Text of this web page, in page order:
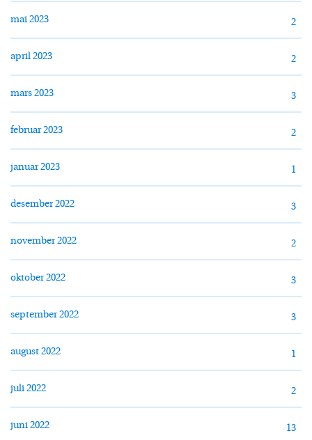
mai 2023 2
april 2023 2
mars 2023 3
februar 2023 2
januar 2023 1
desember 2022 3
november 2022 2
oktober 2022 3
september 2022 3
august 2022 1
juli 2022 2
juni 2022 13